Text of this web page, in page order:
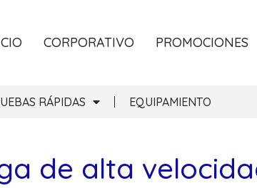
CORPORATIVO PROMOCIONES
RÁPIDAS EQUIPAMIENTO
de alta